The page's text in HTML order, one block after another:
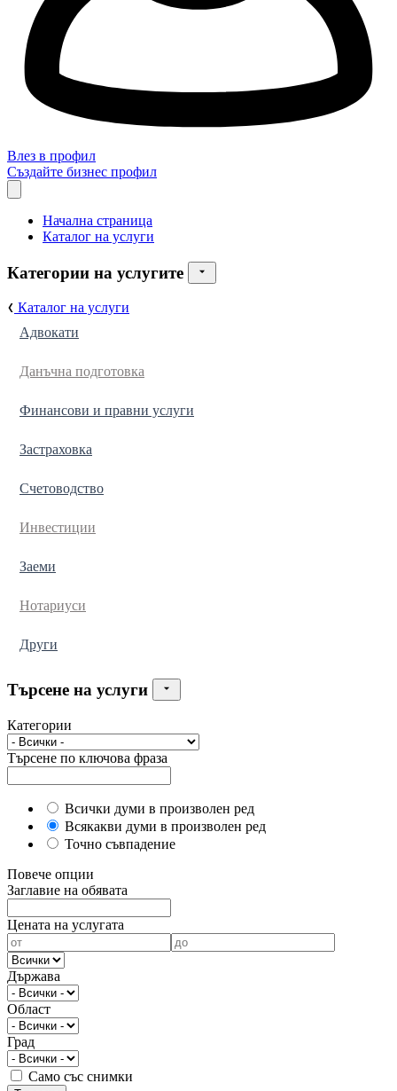
Влез в профил
Създайте бизнес профил
Начална страница
Каталог на услуги
Категории на услугите
Каталог на услуги
Адвокати
Данъчна подготовка
Финансови и правни услуги
Застраховка
Счетоводство
Инвестиции
Заеми
Нотариуси
Други
Търсене на услуги
Категории
Търсене по ключова фраза
Всички думи в произволен ред
Всякакви думи в произволен ред
Точно съвпадение
Повече опции
Заглавие на обявата
Цената на услугата
Държава
Област
Град
Само със снимки